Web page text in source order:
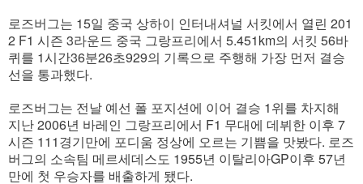
로즈버그는 15일 중국 상하이 인터내셔널 서킷에서 열린 201
2 F1 시즌 3라운드 중국 그랑프리에서 5.451km의 서킷 56바
퀴를 1시간36분26초929의 기록으로 주행해 가장 먼저 결승
선을 통과했다.
로즈버그는 전날 예선 폴 포지션에 이어 결승 1위를 차지해
지난 2006년 바레인 그랑프리에서 F1 무대에 데뷔한 이후 7
시즌 111경기만에 포디움 정상에 오르는 기쁨을 맛봤다. 로즈
버그의 소속팀 메르세데스도 1955년 이탈리아GP이후 57년
만에 첫 우승자를 배출하게 됐다.